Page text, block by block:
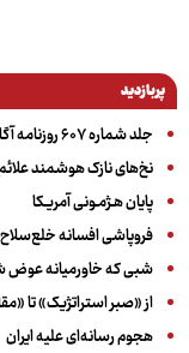
پربازدید
جلد شماره ۶۰۷ روزنامه آگاه
نخ‌های نازک هوشمند
پایان هـژمـونی آمریـکا
فروپاشی افسانه خلع‌سلاح
شبی که خاورمیانه
از «صبر استراتژیک» تا
هجوم رسانه‌ای علیه ایران